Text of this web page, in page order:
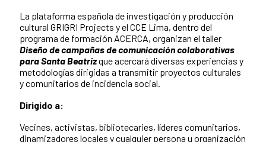
La plataforma española de investigación y producción
cultural GRIGRI Projects y el CCE Lima, dentro del
programa de formación ACERCA, organizan el taller
Diseño de campañas de comunicación colaborativas
para Santa Beatrizque acercará diversas experiencias y
metodologías dirigidas a transmitir proyectos culturales
y comunitarios de incidencia social.
Dirigido a:
Vecines, activistas, bibliotecaries, líderes comunitarios,
dinamizadores locales y cualquier persona u organización